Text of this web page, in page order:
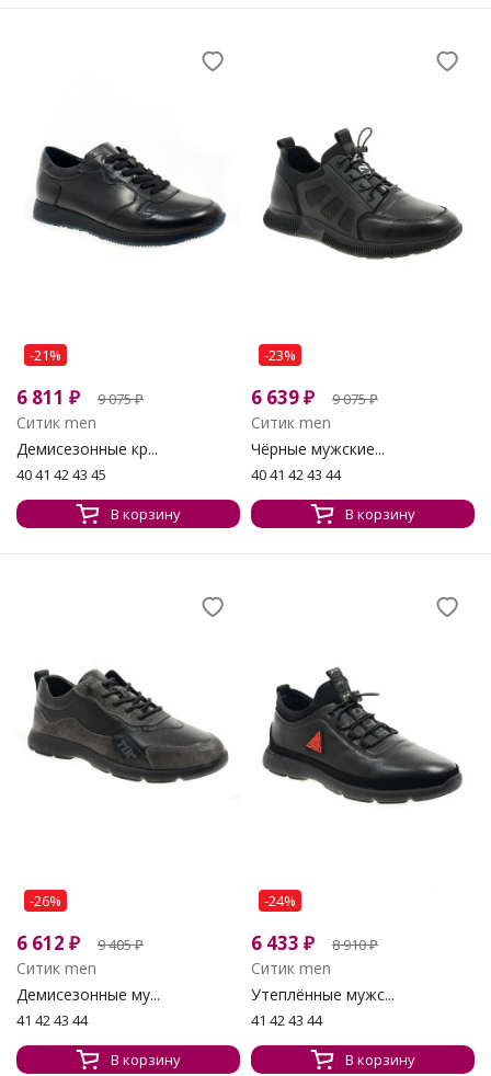
-21%
6 811 ₽ 9 075₽
Ситик men
Демисезонные кр...
40 41 42 43 45
В корзину
-23%
6 639₽ 9 075₽
Ситик men
Чёрные мужские...
40 41 42 43 44
В корзину
-26%
6 612 ₽ 9 405₽
Ситик men
Демисезонные му...
41 42 43 44
В корзину
-24%
6 433 ₽ 8 910₽
Ситик men
Утеплённые мужс...
41 42 43 44
В корзину